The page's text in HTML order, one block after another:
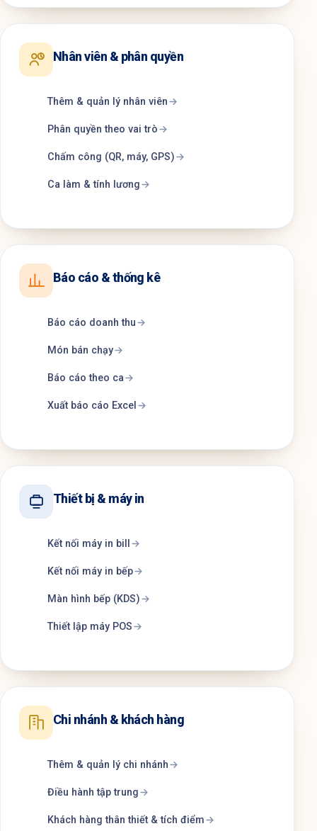
Nhân viên & phân quyền
Thêm & quản lý nhân viên
Phân quyền theo vai trò
Chấm công (QR, máy, GPS)
Ca làm & tính lương
Báo cáo & thống kê
Báo cáo doanh thu
Món bán chạy
Báo cáo theo ca
Xuất báo cáo Excel
Thiết bị & máy in
Kết nối máy in bill
Kết nối máy in bếp
Màn hình bếp (KDS)
Thiết lập máy POS
Chi nhánh & khách hàng
Thêm & quản lý chi nhánh
Điều hành tập trung
Khách hàng thân thiết & tích điểm